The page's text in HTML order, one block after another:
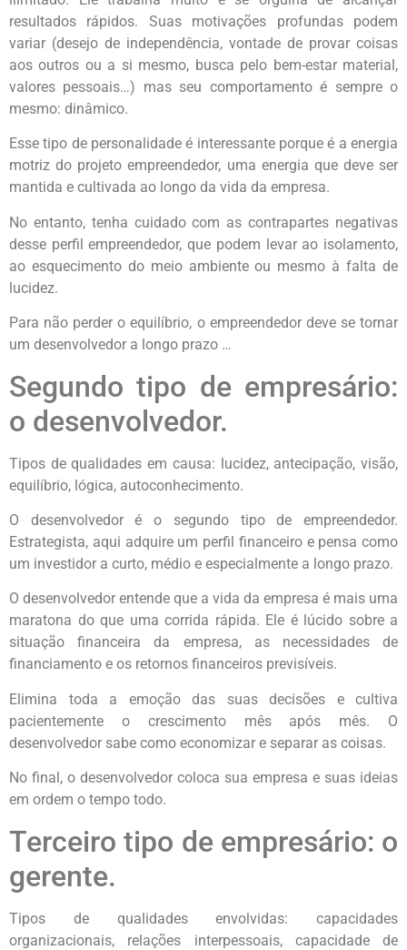
resultados rápidos. Suas motivações profundas podem
variar (desejo de independência, vontade de provar coisas
aos outros ou a si mesmo, busca pelo bem-estar material,
valores pessoais…) mas seu comportamento é sempre o
mesmo: dinâmico.
Esse tipo de personalidade é interessante porque é a energia
motriz do projeto empreendedor, uma energia que deve ser
mantida e cultivada ao longo da vida da empresa.
No entanto, tenha cuidado com as contrapartes negativas
desse perfil empreendedor, que podem levar ao isolamento,
ao esquecimento do meio ambiente ou mesmo à falta de
lucidez.
Para não perder o equilíbrio, o empreendedor deve se tornar
um desenvolvedor a longo prazo …
Segundo tipo de empresário:
o desenvolvedor.
Tipos de qualidades em causa: lucidez, antecipação, visão,
equilíbrio, lógica, autoconhecimento.
O desenvolvedor é o segundo tipo de empreendedor.
Estrategista, aqui adquire um perfil financeiro e pensa como
um investidor a curto, médio e especialmente a longo prazo.
O desenvolvedor entende que a vida da empresa é mais uma
maratona do que uma corrida rápida. Ele é lúcido sobre a
situação financeira da empresa, as necessidades de
financiamento e os retornos financeiros previsíveis.
Elimina toda a emoção das suas decisões e cultiva
pacientemente o crescimento mês após mês. O
desenvolvedor sabe como economizar e separar as coisas.
No final, o desenvolvedor coloca sua empresa e suas ideias
em ordem o tempo todo.
Terceiro tipo de empresário: o
gerente.
Tipos de qualidades envolvidas: capacidades
organizacionais, relações interpessoais, capacidade de